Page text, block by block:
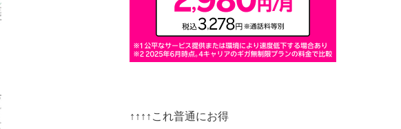
↑↑↑↑これ普通にお得